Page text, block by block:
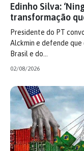
Edinho Silva:
transformação
Presidente do PT
Alckmin e defende
Brasil e do…
02/08/2026